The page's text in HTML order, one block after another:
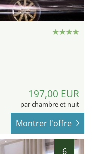
197,00 EUR
par chambre et nuit
Montrer l'offre
6